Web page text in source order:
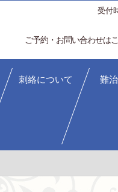
受付
ご予約・お問い合わせは
刺絡について 難